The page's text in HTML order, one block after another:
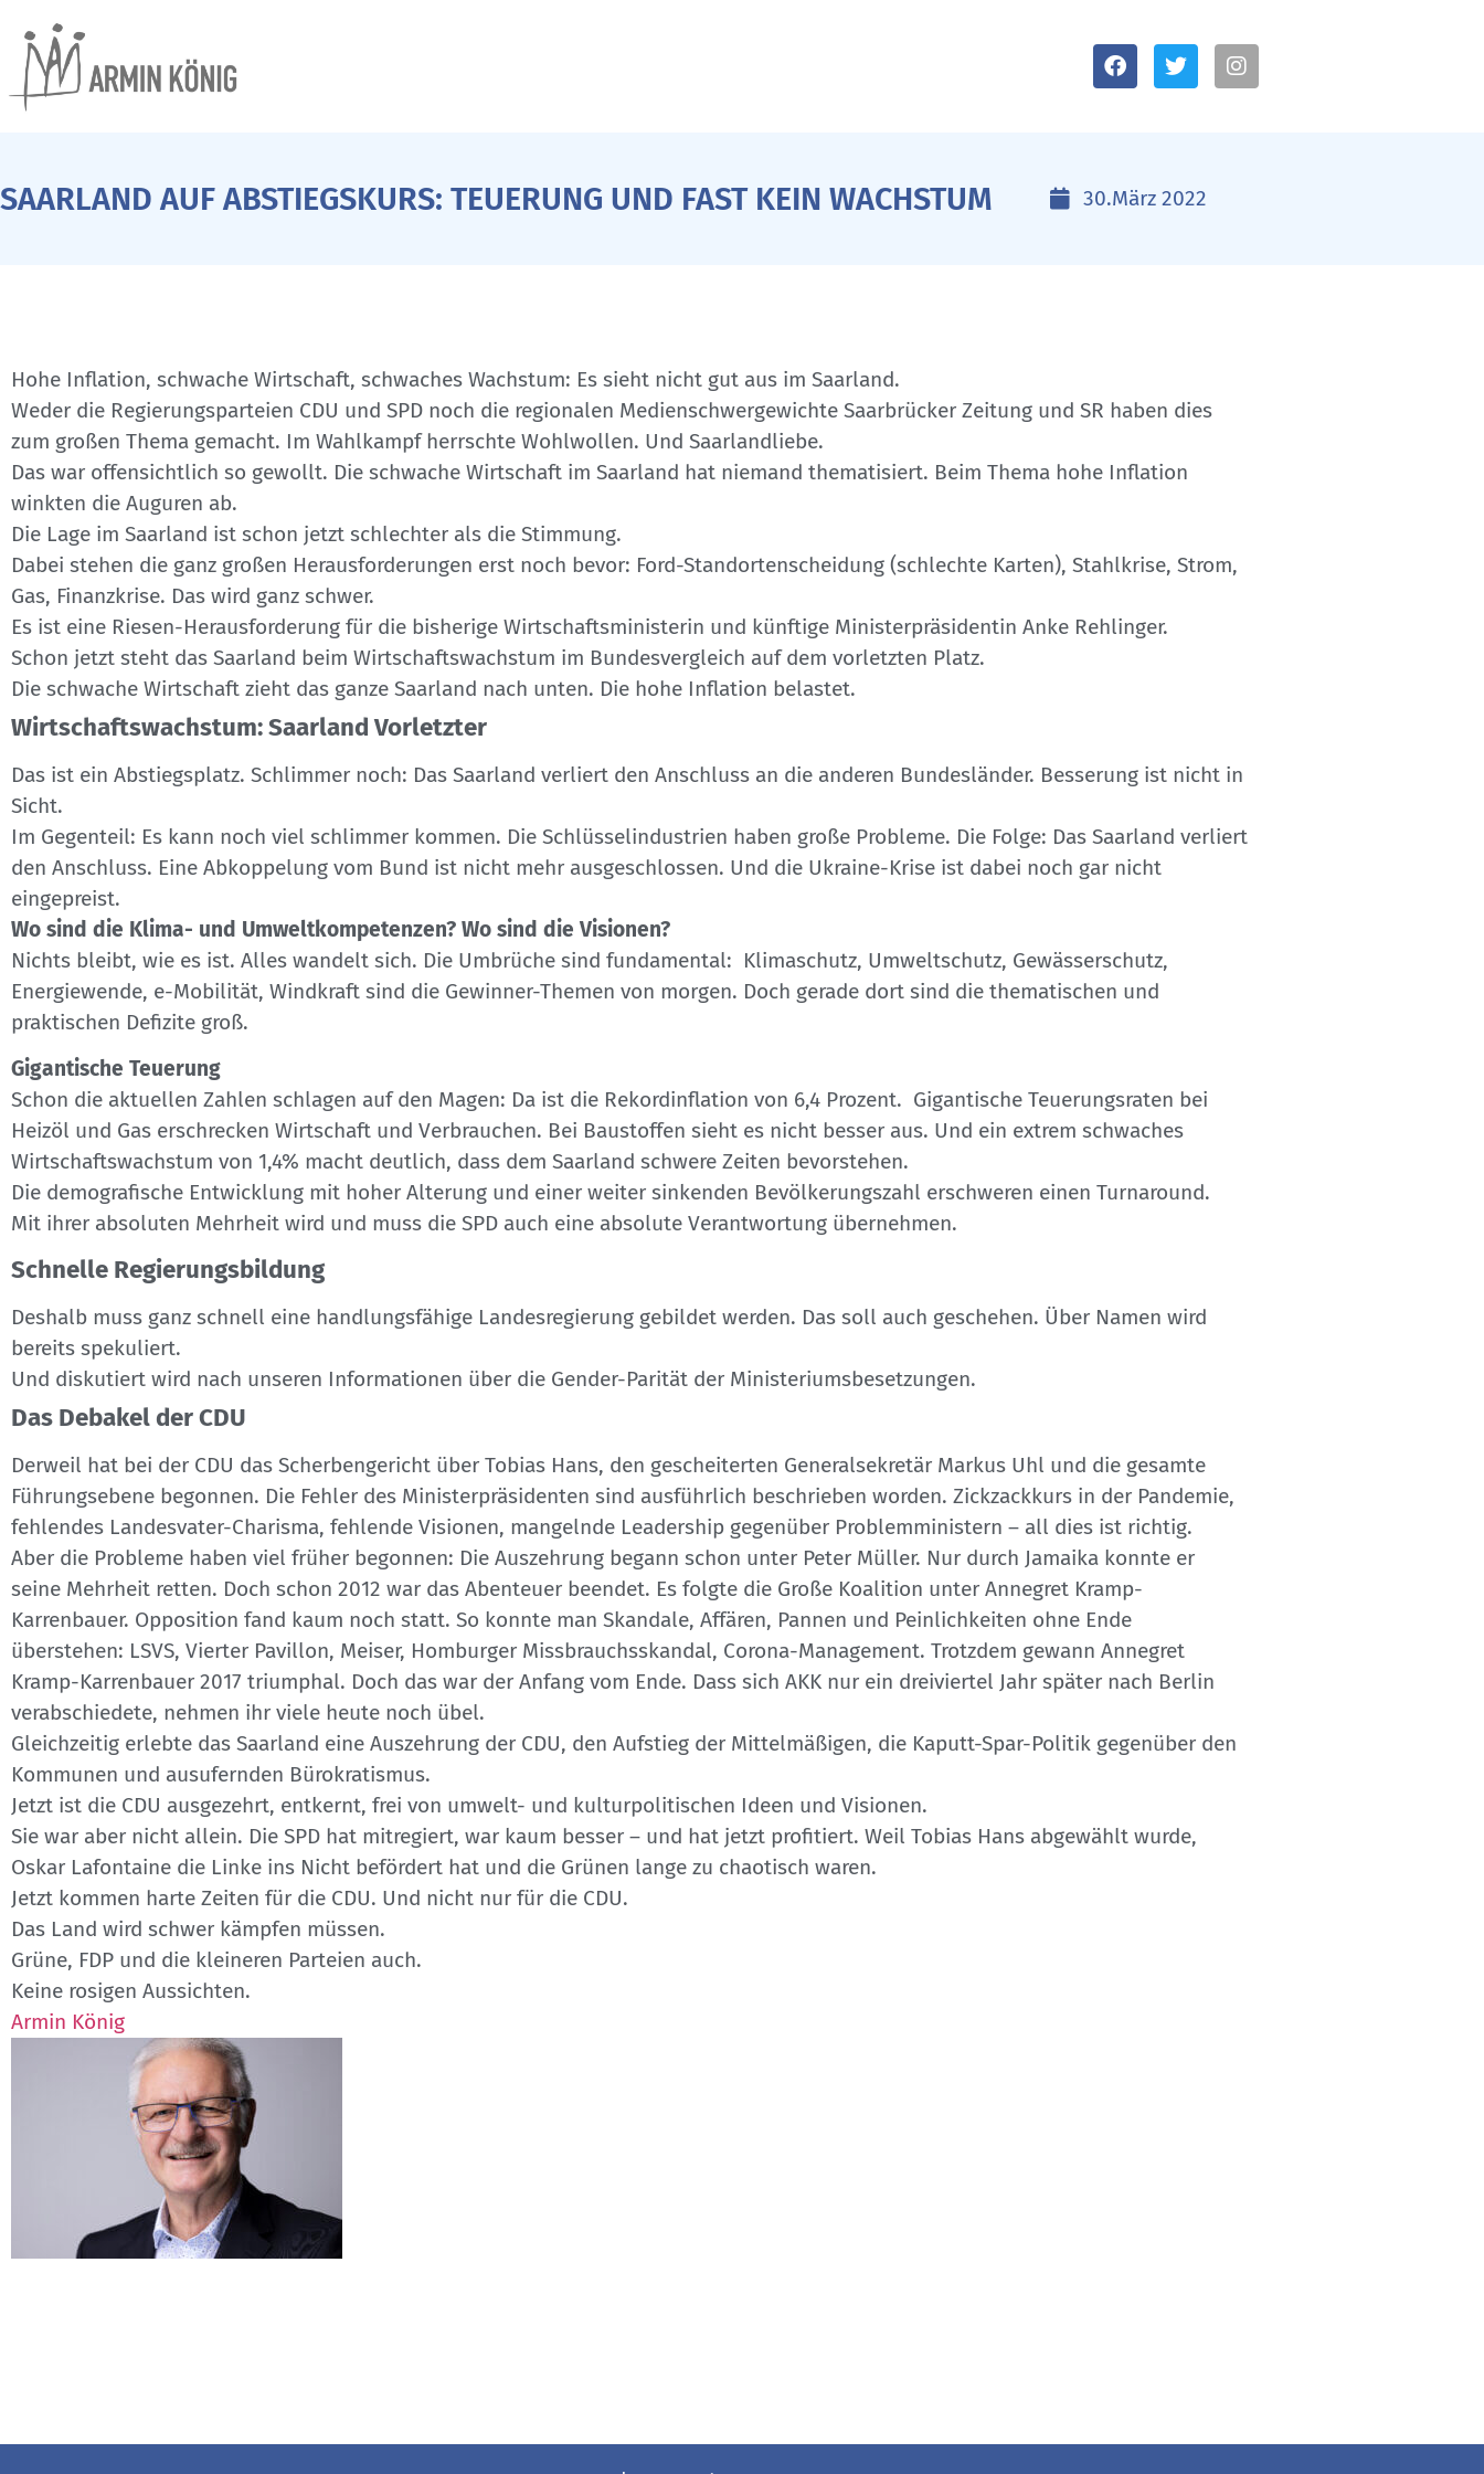
SAARLAND AUF ABSTIEGSKURS: TEUERUNG UND FAST KEIN WACHSTUM 30.März 2022
Hohe Inflation, schwache Wirtschaft, schwaches Wachstum: Es sieht nicht gut aus im Saarland.
Weder die Regierungsparteien CDU und SPD noch die regionalen Medienschwergewichte Saarbrücker Zeitung und SR haben dies
zum großen Thema gemacht. Im Wahlkampf herrschte Wohlwollen. Und Saarlandliebe.
Das war offensichtlich so gewollt. Die schwache Wirtschaft im Saarland hat niemand thematisiert. Beim Thema hohe Inflation
winkten die Auguren ab.
Die Lage im Saarland ist schon jetzt schlechter als die Stimmung.
Dabei stehen die ganz großen Herausforderungen erst noch bevor: Ford-Standortenscheidung (schlechte Karten), Stahlkrise, Strom,
Gas, Finanzkrise. Das wird ganz schwer.
Es ist eine Riesen-Herausforderung für die bisherige Wirtschaftsministerin und künftige Ministerpräsidentin Anke Rehlinger.
Schon jetzt steht das Saarland beim Wirtschaftswachstum im Bundesvergleich auf dem vorletzten Platz.
Die schwache Wirtschaft zieht das ganze Saarland nach unten. Die hohe Inflation belastet.
Wirtschaftswachstum: Saarland Vorletzter
Das ist ein Abstiegsplatz. Schlimmer noch: Das Saarland verliert den Anschluss an die anderen Bundesländer. Besserung ist nicht in
Sicht.
Im Gegenteil: Es kann noch viel schlimmer kommen. Die Schlüsselindustrien haben große Probleme. Die Folge: Das Saarland verliert
den Anschluss. Eine Abkoppelung vom Bund ist nicht mehr ausgeschlossen. Und die Ukraine-Krise ist dabei noch gar nicht
eingepreist.
Wo sind die Klima- und Umweltkompetenzen? Wo sind die Visionen?
Nichts bleibt, wie es ist. Alles wandelt sich. Die Umbrüche sind fundamental: Klimaschutz, Umweltschutz, Gewässerschutz,
Energiewende, e-Mobilität, Windkraft sind die Gewinner-Themen von morgen. Doch gerade dort sind die thematischen und
praktischen Defizite groß.
Gigantische Teuerung
Schon die aktuellen Zahlen schlagen auf den Magen: Da ist die Rekordinflation von 6,4 Prozent. Gigantische Teuerungsraten bei
Heizöl und Gas erschrecken Wirtschaft und Verbrauchen. Bei Baustoffen sieht es nicht besser aus. Und ein extrem schwaches
Wirtschaftswachstum von 1,4% macht deutlich, dass dem Saarland schwere Zeiten bevorstehen.
Die demografische Entwicklung mit hoher Alterung und einer weiter sinkenden Bevölkerungszahl erschweren einen Turnaround.
Mit ihrer absoluten Mehrheit wird und muss die SPD auch eine absolute Verantwortung übernehmen.
Schnelle Regierungsbildung
Deshalb muss ganz schnell eine handlungsfähige Landesregierung gebildet werden. Das soll auch geschehen. Über Namen wird
bereits spekuliert.
Und diskutiert wird nach unseren Informationen über die Gender-Parität der Ministeriumsbesetzungen.
Das Debakel der CDU
Derweil hat bei der CDU das Scherbengericht über Tobias Hans, den gescheiterten Generalsekretär Markus Uhl und die gesamte
Führungsebene begonnen. Die Fehler des Ministerpräsidenten sind ausführlich beschrieben worden. Zickzackkurs in der Pandemie,
fehlendes Landesvater-Charisma, fehlende Visionen, mangelnde Leadership gegenüber Problemministern – all dies ist richtig.
Aber die Probleme haben viel früher begonnen: Die Auszehrung begann schon unter Peter Müller. Nur durch Jamaika konnte er
seine Mehrheit retten. Doch schon 2012 war das Abenteuer beendet. Es folgte die Große Koalition unter Annegret Kramp-
Karrenbauer. Opposition fand kaum noch statt. So konnte man Skandale, Affären, Pannen und Peinlichkeiten ohne Ende
überstehen: LSVS, Vierter Pavillon, Meiser, Homburger Missbrauchsskandal, Corona-Management. Trotzdem gewann Annegret
Kramp-Karrenbauer 2017 triumphal. Doch das war der Anfang vom Ende. Dass sich AKK nur ein dreiviertel Jahr später nach Berlin
verabschiedete, nehmen ihr viele heute noch übel.
Gleichzeitig erlebte das Saarland eine Auszehrung der CDU, den Aufstieg der Mittelmäßigen, die Kaputt-Spar-Politik gegenüber den
Kommunen und ausufernden Bürokratismus.
Jetzt ist die CDU ausgezehrt, entkernt, frei von umwelt- und kulturpolitischen Ideen und Visionen.
Sie war aber nicht allein. Die SPD hat mitregiert, war kaum besser – und hat jetzt profitiert. Weil Tobias Hans abgewählt wurde,
Oskar Lafontaine die Linke ins Nicht befördert hat und die Grünen lange zu chaotisch waren.
Jetzt kommen harte Zeiten für die CDU. Und nicht nur für die CDU.
Das Land wird schwer kämpfen müssen.
Grüne, FDP und die kleineren Parteien auch.
Keine rosigen Aussichten.
Armin König